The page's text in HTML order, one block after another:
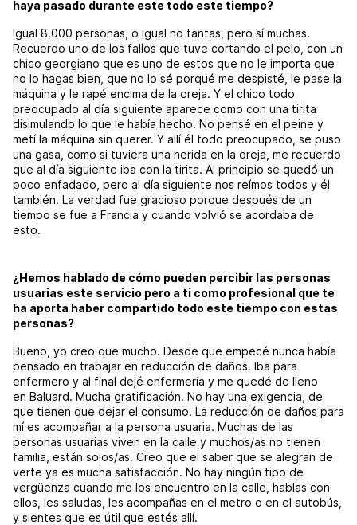
haya pasado durante este todo este tiempo?
Igual 8.000 personas, o igual no tantas, pero sí muchas.
Recuerdo uno de los fallos que tuve cortando el pelo, con un
chico georgiano que es uno de estos que no le importa que
no lo hagas bien, que no lo sé porqué me despisté, le pase la
máquina y le rapé encima de la oreja. Y el chico todo
preocupado al día siguiente aparece como con una tirita
disimulando lo que le había hecho. No pensé en el peine y
metí la máquina sin querer. Y allí él todo preocupado, se puso
una gasa, como si tuviera una herida en la oreja, me recuerdo
que al día siguiente iba con la tirita. Al principio se quedó un
poco enfadado, pero al día siguiente nos reímos todos y él
también. La verdad fue gracioso porque después de un
tiempo se fue a Francia y cuando volvió se acordaba de
esto.
¿Hemos hablado de cómo pueden percibir las personas
usuarias este servicio pero a ti como profesional que te
ha aporta haber compartido todo este tiempo con estas
personas?
Bueno, yo creo que mucho. Desde que empecé nunca había
pensado en trabajar en reducción de daños. Iba para
enfermero y al final dejé enfermería y me quedé de lleno
en Baluard. Mucha gratificación. No hay una exigencia, de
que tienen que dejar el consumo. La reducción de daños para
mí es acompañar a la persona usuaria. Muchas de las
personas usuarias viven en la calle y muchos/as no tienen
familia, están solos/as. Creo que el saber que se alegran de
verte ya es mucha satisfacción. No hay ningún tipo de
vergüenza cuando me los encuentro en la calle, hablas con
ellos, les saludas, les acompañas en el metro o en el autobús,
y sientes que es útil que estés allí.